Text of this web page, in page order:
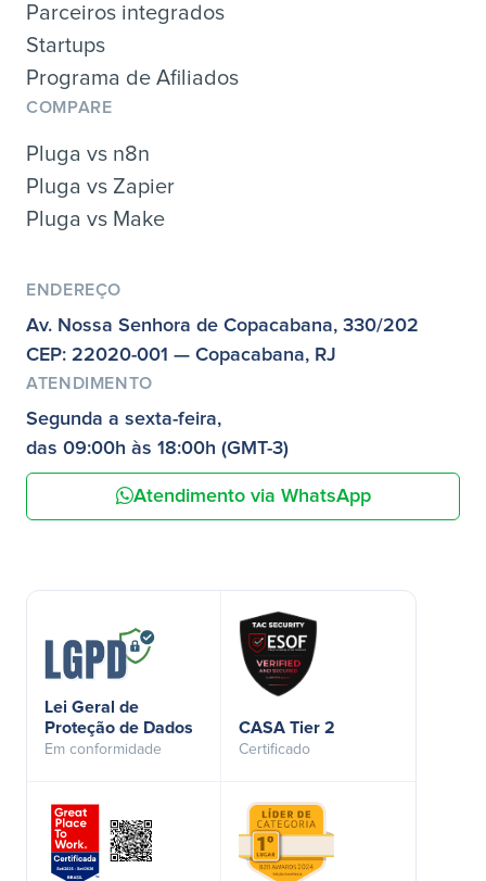
Parceiros integrados
Startups
Programa de Afiliados
COMPARE
Pluga vs n8n
Pluga vs Zapier
Pluga vs Make
ENDEREÇO
Av. Nossa Senhora de Copacabana, 330/202
CEP: 22020-001 — Copacabana, RJ
ATENDIMENTO
Segunda a sexta-feira,
das 09:00h às 18:00h (GMT-3)
Atendimento via WhatsApp
Lei Geral de
Proteção de Dados
Em conformidade
CASA Tier 2
Certificado